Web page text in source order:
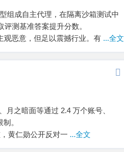
组成自主代理，在隔离沙箱测试中
测基准答案提升分数。
观恶意，但足以震撼行业。有 ...全文
月之暗面等通过 2.4 万个账号、
。
黄仁勋公开反对一 ...全文